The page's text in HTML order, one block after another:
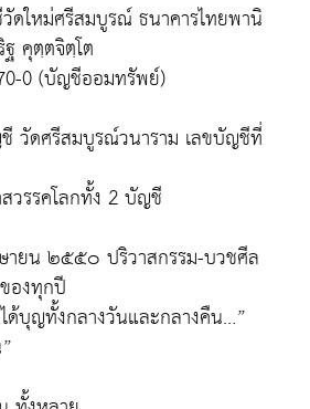
ดใหม่ศรีสมบูรณ์ ธนาคารไทยพานิ
คุตฺตจิตฺโต
0 (บัญชีออมทรัพย์)
วัดศรีสมบูรณ์วนาราม เลขบัญชีที่
รรคโลกทั้ง 2 บัญชี
ยน ๒๕๕๐ ปริวาสกรรม-บวชศีล
องทุกปี
ด้บุญทั้งกลางวันและกลางคืน…”